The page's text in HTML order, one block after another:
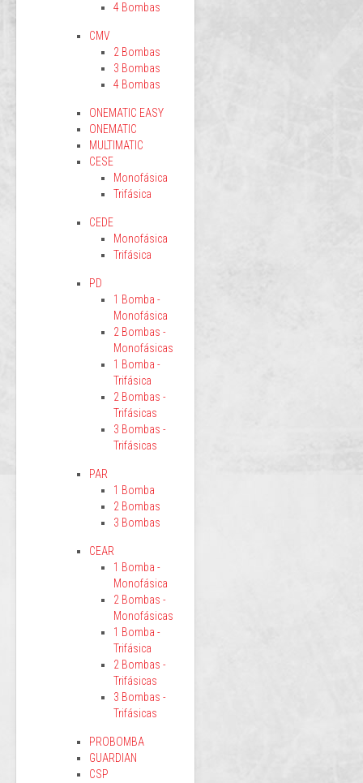
4 Bombas
CMV
2 Bombas
3 Bombas
4 Bombas
ONEMATIC EASY
ONEMATIC
MULTIMATIC
CESE
Monofásica
Trifásica
CEDE
Monofásica
Trifásica
PD
1 Bomba -
Monofásica
2 Bombas -
Monofásicas
1 Bomba -
Trifásica
2 Bombas -
Trifásicas
3 Bombas -
Trifásicas
PAR
1 Bomba
2 Bombas
3 Bombas
CEAR
1 Bomba -
Monofásica
2 Bombas -
Monofásicas
1 Bomba -
Trifásica
2 Bombas -
Trifásicas
3 Bombas -
Trifásicas
PROBOMBA
GUARDIAN
CSP